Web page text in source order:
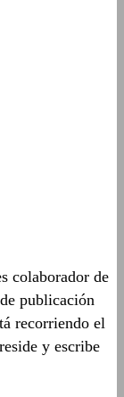
colaborador de
publicación
recorriendo el
y escribe